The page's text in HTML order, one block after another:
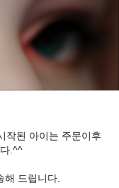
작된 아이는 주문이후
.^^
해 드립니다.